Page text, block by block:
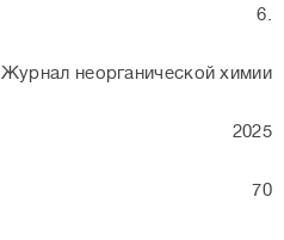
6.
Журнал неорганической химии
2025
70